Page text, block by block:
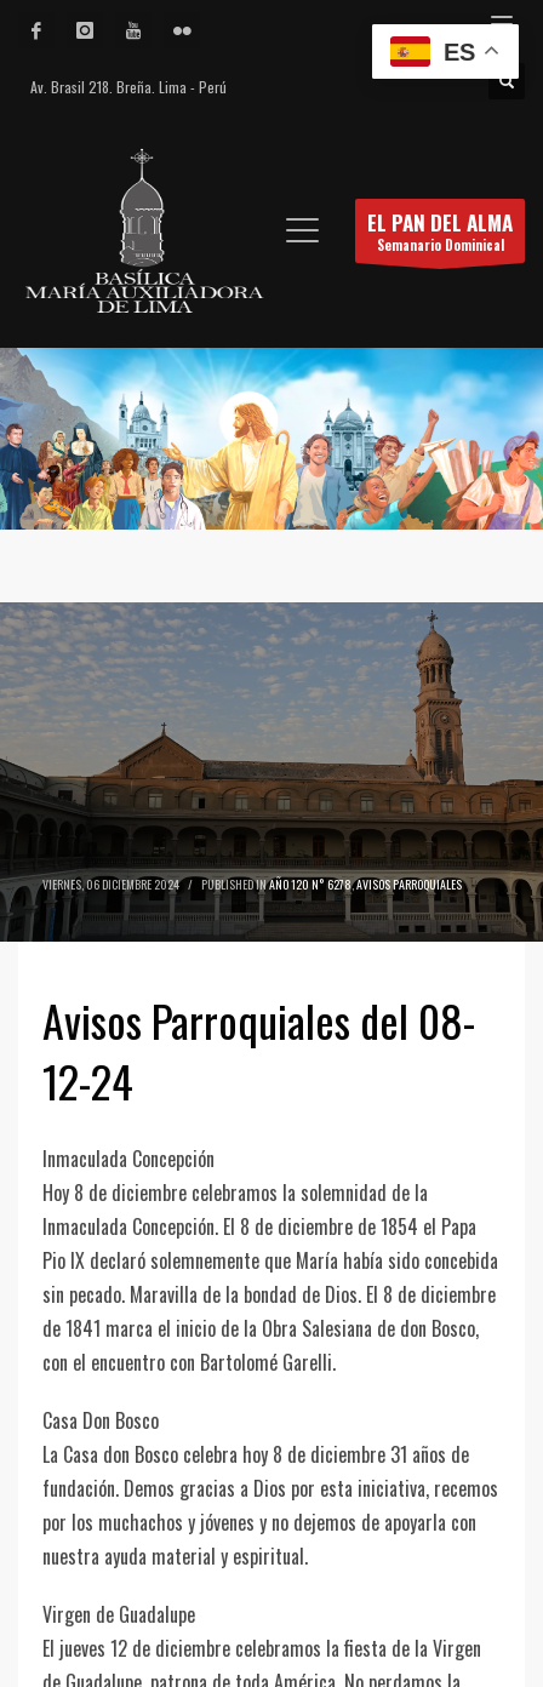
Av. Brasil 218. Breña. Lima - Perú
EL PAN DEL ALMA
Semanario Dominical
VIERNES, 06 DICIEMBRE 2024 / PUBLISHED INAÑO 120 N° 6278,AVISOS PARROQUIALES
Avisos Parroquiales del 08-
12-24
Inmaculada Concepción
Hoy 8 de diciembre celebramos la solemnidad de la
Inmaculada Concepción. El 8 de diciembre de 1854 el Papa
Pio IX declaró solemnemente que María había sido concebida
sin pecado. Maravilla de la bondad de Dios. El 8 de diciembre
de 1841 marca el inicio de la Obra Salesiana de don Bosco,
con el encuentro con Bartolomé Garelli.
Casa Don Bosco
La Casa don Bosco celebra hoy 8 de diciembre 31 años de
fundación. Demos gracias a Dios por esta iniciativa, recemos
por los muchachos y jóvenes y no dejemos de apoyarla con
nuestra ayuda material y espiritual.
Virgen de Guadalupe
El jueves 12 de diciembre celebramos la fiesta de la Virgen
ES